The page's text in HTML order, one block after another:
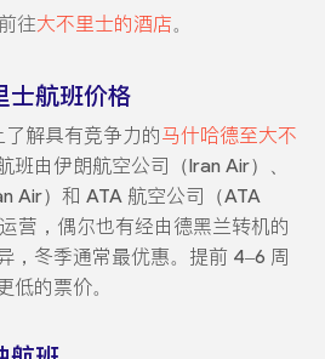
往大不里士的酒店。
士航班价格
解具有竞争力的马什哈德至大不
班由伊朗航空公司（Iran Air）、
Air）和 ATA 航空公司（ATA
营，偶尔也有经由德黑兰转机的
，冬季通常最优惠。提前 4–6 周
低的票价。